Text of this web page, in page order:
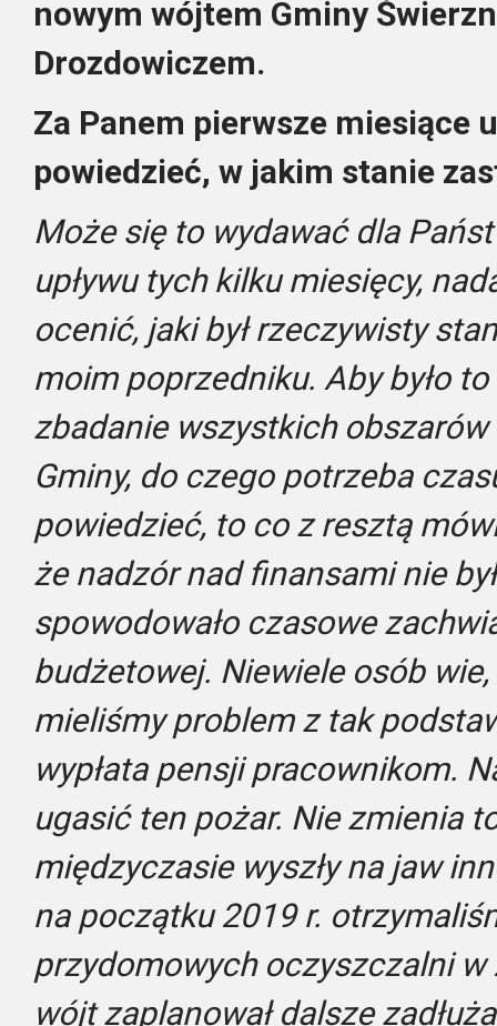
nowym wójtem Gminy
Drozdowiczem.
Za Panem pierwsze miesiące
powiedzieć, w jakim stanie
Może się to wydawać dla
upływu tych kilku miesięcy,
ocenić, jaki był rzeczywisty
moim poprzedniku. Aby było
zbadanie wszystkich obszarów
Gminy, do czego potrzeba
powiedzieć, to co z resztą
że nadzór nad finansami nie
spowodowało czasowe
budżetowej. Niewiele osób
mieliśmy problem z tak
wypłata pensji pracownikom.
ugasić ten pożar. Nie zmienia
międzyczasie wyszły na jaw
na początku 2019 r.
przydomowych oczyszczalni w
wójt zaplanował dalsze